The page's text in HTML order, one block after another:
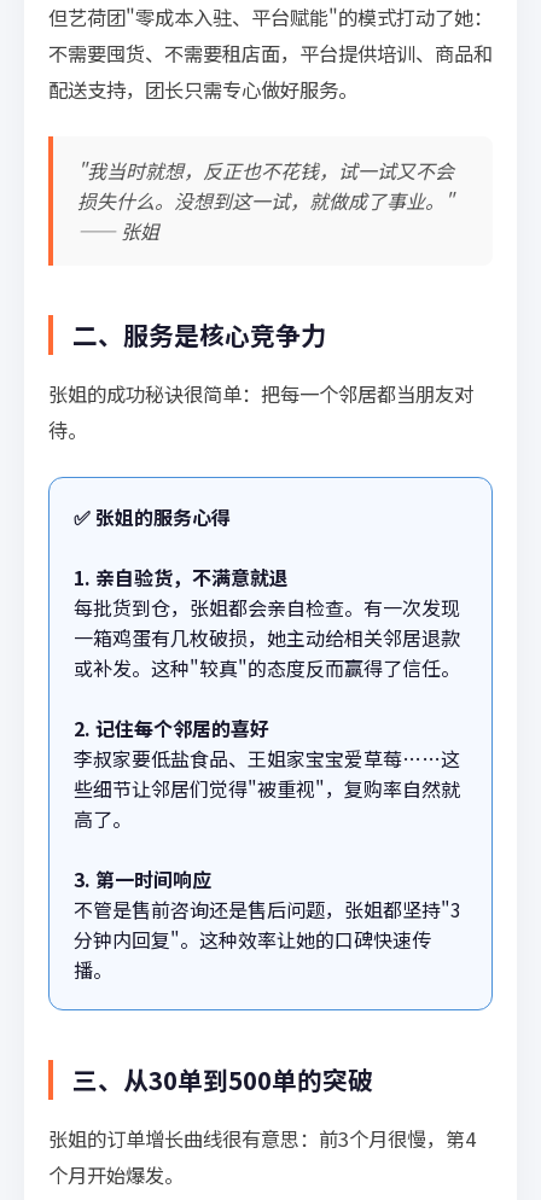
但艺荷团"零成本入驻、平台赋能"的模式打动了她：
不需要囤货、不需要租店面，平台提供培训、商品和
配送支持，团长只需专心做好服务。
"我当时就想，反正也不花钱，试一试又不会
损失什么。没想到这一试，就做成了事业。"
—— 张姐
二、服务是核心竞争力
张姐的成功秘诀很简单：把每一个邻居都当朋友对
待。
✅ 张姐的服务心得
1. 亲自验货，不满意就退
每批货到仓，张姐都会亲自检查。有一次发现
一箱鸡蛋有几枚破损，她主动给相关邻居退款
或补发。这种"较真"的态度反而赢得了信任。
2. 记住每个邻居的喜好
李叔家要低盐食品、王姐家宝宝爱草莓……这
些细节让邻居们觉得"被重视"，复购率自然就
高了。
3. 第一时间响应
不管是售前咨询还是售后问题，张姐都坚持"3
分钟内回复"。这种效率让她的口碑快速传
播。
三、从30单到500单的突破
张姐的订单增长曲线很有意思：前3个月很慢，第4
个月开始爆发。